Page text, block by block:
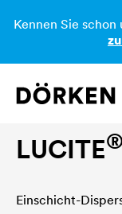
Kennen Sie
LUCITE®
Einschicht-